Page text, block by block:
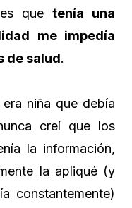
es quetenía una
me impedía
de salud.
niña que debía
creí que los
la información,
la apliqué (y
constantemente)